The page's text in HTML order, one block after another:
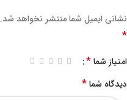
نشانی ایمیل شما منتشر نخواهد شد.
*
امتیاز شما*
دیدگاه شما*